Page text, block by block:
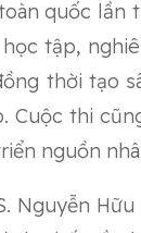
quốc lần
tập,
thời tạo
Cuộc thi
nguồn
Nguyễn